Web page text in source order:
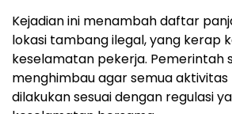
Kejadian ini menambah daftar
lokasi tambang ilegal, yang kerap
keselamatan pekerja.
menghimbau agar semua
dilakukan sesuai dengan regulasi